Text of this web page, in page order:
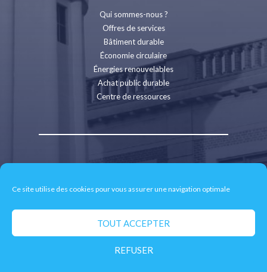
Ce site utilise des cookies pour vous assurer une navigation optimale
TOUT ACCEPTER
REFUSER
Qui sommes-nous ?
Offres de services
Bâtiment durable
Économie circulaire
Énergies renouvelables
Achat public durable
Centre de ressources
Contact
Espace presse
Politique de confidentialité
Retrait des données personnelles
© 2026 CD2E - Site réalisé par